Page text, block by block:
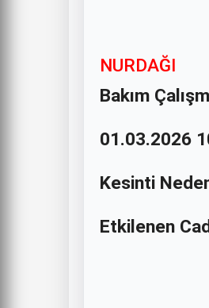
NURDAĞI
Bakım
01.03.2026
Kesinti
Etkilenen